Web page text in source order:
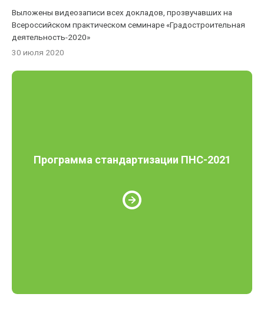
Выложены видеозаписи всех докладов, прозвучавших на
Всероссийском практическом семинаре «Градостроительная
деятельность-2020»
30 июля 2020
Программа стандартизации ПНС-2021